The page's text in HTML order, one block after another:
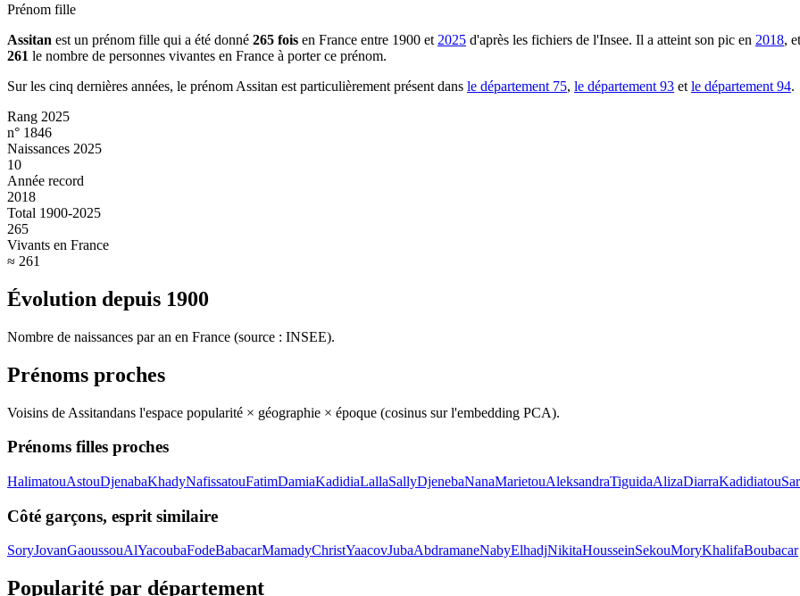
Prénom fille
Assitan est un prénom fille qui a été donné 265 fois en France entre 1900 et 2025 d'après les fichiers de l'Insee. Il a atteint son pic en 2018,
261 le nombre de personnes vivantes en France à porter ce prénom.
Sur les cinq dernières années, le prénom Assitan est particulièrement présent dans le département 75, le département 93 et le département 94.
Rang 2025
n° 1846
Naissances 2025
10
Année record
2018
Total 1900-2025
265
Vivants en France
≈ 261
Évolution depuis 1900
Nombre de naissances par an en France (source : INSEE).
Prénoms proches
Voisins de Assitandans l'espace popularité × géographie × époque (cosinus sur l'embedding PCA).
Prénoms filles proches
HalimatouAstouDjenabaKhadyNafissatouFatimDamiaKadidiaLallaSallyDjenebaNanaMarietouAleksandraTiguidaAlizaDiarraKadidiatou
Côté garçons, esprit similaire
SoryJovanGaoussouAlYacoubaFodeBabacarMamadyChristYaacovJubaAbdramaneNabyElhadjNikitaHousseinSekouMoryKhalifaBoubacar
Popularité par département